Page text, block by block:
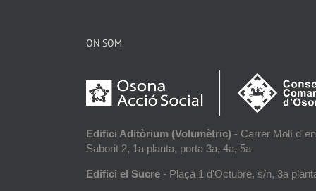
ON SOM
Edifici Aditòrium (Volumètric) - Carrer Molí d´en
Saborit 2, 1a planta, porta 3a, 4a, 5a
Edifici el Sucre - Plaça 1 d'Octubre, s/n, 3a